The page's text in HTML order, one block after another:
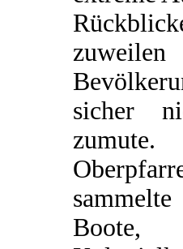
sicher
zumute.
Boote,